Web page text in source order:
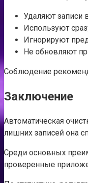
Удаляют записи
Используют
Игнорируют
Не обновляют
Соблюдение
Заключение
Автоматическая
лишних записей она
Среди основных
проверенные